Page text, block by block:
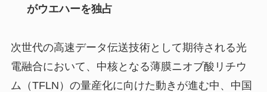
がウエハーを独占
次世代の高速データ伝送技術として期待される光
電融合において、中核となる薄膜ニオブ酸リチウ
ム（TFLN）の量産化に向けた動きが進む中、中国